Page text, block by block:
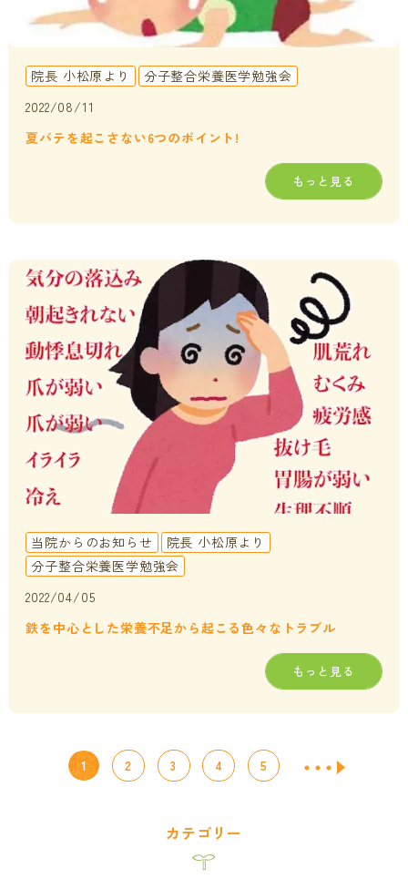
院長 小松原より
分子整合栄養医学勉強会
2022/08/11
夏バテを起こさない6つのポイント!
もっと見る
当院からのお知らせ
院長 小松原より
分子整合栄養医学勉強会
2022/04/05
鉄を中心とした栄養不足から起こる色々なトラブル
もっと見る
1 2 3 4 5
カテゴリー